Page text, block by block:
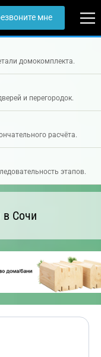
мне
домокомплекта.
и перегородок.
расчёта.
этапов.
Сочи